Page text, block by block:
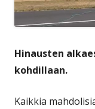
Hinausten
kohdillaan.
Kaikkia